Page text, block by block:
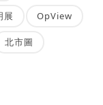
展 OpView
北市圖